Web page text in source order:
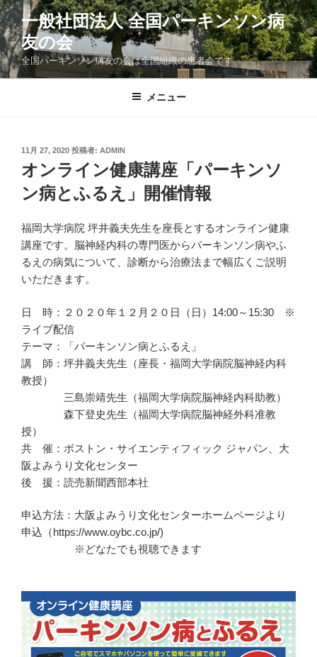
コ
ン
テ
ン
ツ
一般社団法人 全国パーキンソン病
友の会
全国パーキンソン病友の会は全国組織の患者会です
メニュー
投
日:
11月 27, 2020 投稿者: ADMIN
オンライン健康講座「パーキンソ
ン病とふるえ」開催情報
福岡大学病院 坪井義夫先生を座長とするオンライン健康
講座です。脳神経内科の専門医からパーキンソン病やふ
るえの病気について、診断から治療法まで幅広くご説明
いただきます。
日 時：２０２０年１２月２０日（日）14:00～15:30 ※
ライブ配信
テーマ：「パーキンソン病とふるえ」
講 師：坪井義夫先生（座長・福岡大学病院脳神経内科
教授）
三島崇靖先生（福岡大学病院脳神経内科助教）
森下登史先生（福岡大学病院脳神経外科准教
授）
共 催：ボストン・サイエンティフィック ジャパン、大
阪よみうり文化センター
後 援：読売新聞西部本社
申込方法：大阪よみうり文化センターホームページより
申込（https://www.oybc.co.jp/)
※どなたでも視聴できます